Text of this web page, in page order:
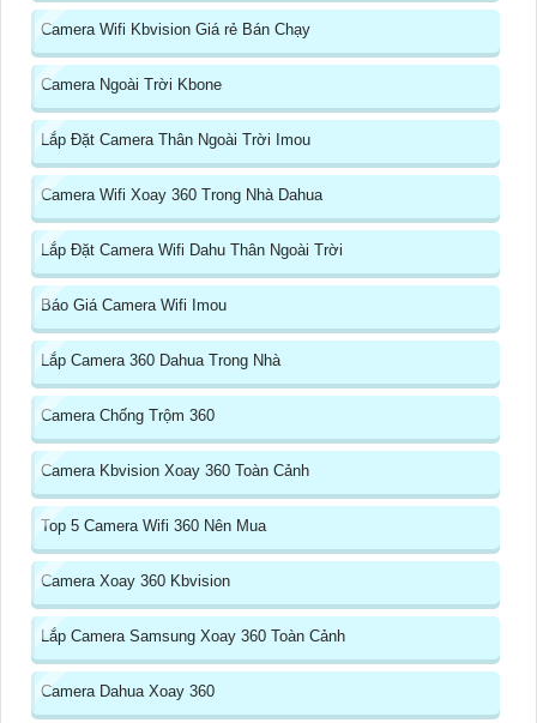
Camera Wifi Kbvision Giá rẻ Bán Chạy
Camera Ngoài Trời Kbone
Lắp Đặt Camera Thân Ngoài Trời Imou
Camera Wifi Xoay 360 Trong Nhà Dahua
Lắp Đặt Camera Wifi Dahu Thân Ngoài Trời
Báo Giá Camera Wifi Imou
Lắp Camera 360 Dahua Trong Nhà
Camera Chống Trộm 360
Camera Kbvision Xoay 360 Toàn Cảnh
Top 5 Camera Wifi 360 Nên Mua
Camera Xoay 360 Kbvision
Lắp Camera Samsung Xoay 360 Toàn Cảnh
Camera Dahua Xoay 360